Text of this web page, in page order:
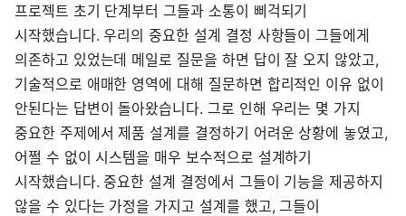
프로젝트 초기 단계부터 그들과 소통이 삐걱되기
시작했습니다. 우리의 중요한 설계 결정 사항들이 그들에게
의존하고 있었는데 메일로 질문을 하면 답이 잘 오지 않았고,
기술적으로 애매한 영역에 대해 질문하면 합리적인 이유 없이
안된다는 답변이 돌아왔습니다. 그로 인해 우리는 몇 가지
중요한 주제에서 제품 설계를 결정하기 어려운 상황에 놓였고,
어쩔 수 없이 시스템을 매우 보수적으로 설계하기
시작했습니다. 중요한 설계 결정에서 그들이 기능을 제공하지
않을 수 있다는 가정을 가지고 설계를 했고, 그들이